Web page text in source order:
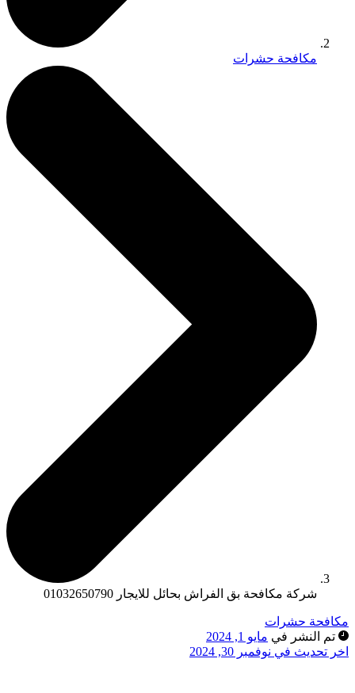
مكافحة حشرات
شركة مكافحة بق الفراش بحائل للايجار 01032650790
حشرات
تم النشر في مايو 1, 2024
تحديث في نوفمبر 30, 2024